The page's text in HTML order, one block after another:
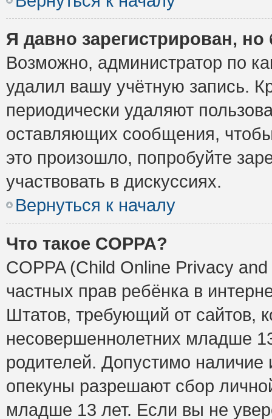
Я давно зарегистрирован,
Возможно, администратор по
удалил вашу учётную запись.
периодически удаляют
оставляющих сообщения,
это произошло, попробуйте
участвовать в дискуссиях.
Вернуться к началу
Что такое COPPA?
COPPA (Child Online Privacy
частных прав ребёнка в
Штатов, требующий от сайтов,
несовершеннолетних младше
родителей. Допустимо наличие
опекуны разрешают сбор
младше 13 лет. Если вы не